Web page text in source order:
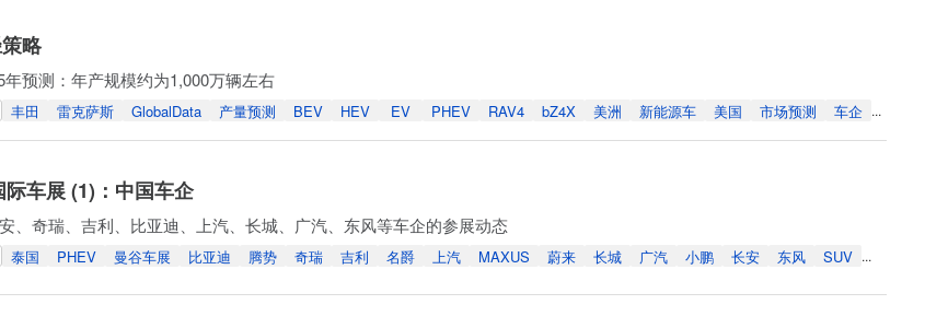
略
年预测：年产规模约为1,000万辆左右
丰田 雷克萨斯 GlobalData 产量预测 BEV HEV EV PHEV RAV4 bZ4X 美洲 新能源车 美国 市场预测 车企 ...
车展 (1)：中国车企
、奇瑞、吉利、比亚迪、上汽、长城、广汽、东风等车企的参展动态
泰国 PHEV 曼谷车展 比亚迪 腾势 奇瑞 吉利 名爵 上汽 MAXUS 蔚来 长城 广汽 小鹏 长安 东风 SUV ...